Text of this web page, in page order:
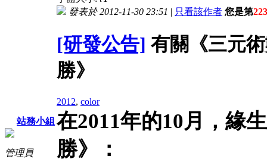
站務小組
管理員
發表於 2012-11-30 23:51 | 只看該作者 您是第
[研發公告] 有關《三元
勝》
2012, color
在2011年的10月，緣
勝》：